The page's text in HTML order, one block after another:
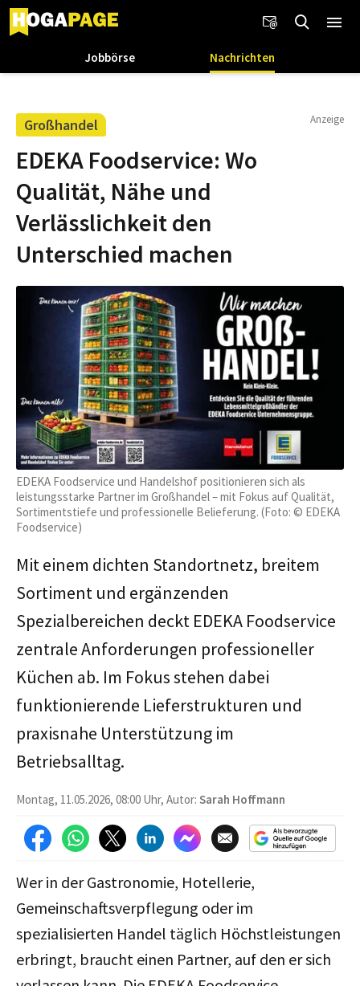
Jobbörse Nachrichten
Großhandel Anzeige
EDEKA Foodservice: Wo
Qualität, Nähe und
Verlässlichkeit den
Unterschied machen
EDEKA Foodservice und Handelshof positionieren sich als
leistungsstarke Partner im Großhandel – mit Fokus auf Qualität,
Sortimentstiefe und professionelle Belieferung. (Foto: © EDEKA
Foodservice)
Mit einem dichten Standortnetz, breitem
Sortiment und ergänzenden
Spezialbereichen deckt EDEKA Foodservice
zentrale Anforderungen professioneller
Küchen ab. Im Fokus stehen dabei
funktionierende Lieferstrukturen und
praxisnahe Unterstützung im
Betriebsalltag.
Montag, 11.05.2026, 08:00 Uhr, Autor: Sarah Hoffmann
Wer in der Gastronomie, Hotellerie,
Gemeinschaftsverpflegung oder im
spezialisierten Handel täglich Höchstleistungen
erbringt, braucht einen Partner, auf den er sich